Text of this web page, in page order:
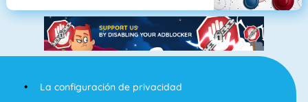
La configuración de privacidad